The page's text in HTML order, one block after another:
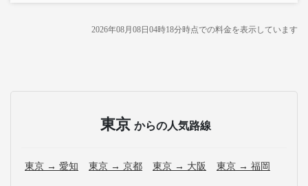
2026年08月08日04時18分時点での料金を表示しています
東京 からの人気路線
東京 → 愛知 東京 → 京都 東京 → 大阪 東京 → 福岡